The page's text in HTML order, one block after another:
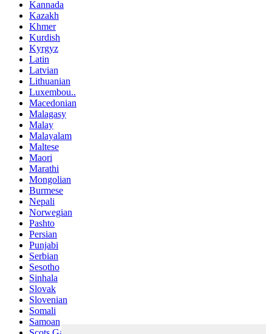
Kannada
Kazakh
Khmer
Kurdish
Kyrgyz
Latin
Latvian
Lithuanian
Luxembou..
Macedonian
Malagasy
Malay
Malayalam
Maltese
Maori
Marathi
Mongolian
Burmese
Nepali
Norwegian
Pashto
Persian
Punjabi
Serbian
Sesotho
Sinhala
Slovak
Slovenian
Somali
Samoan